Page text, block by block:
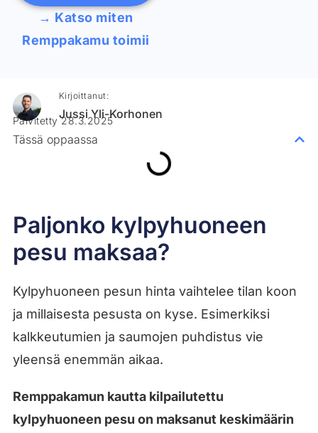
→ Katso miten
Remppakamu toimii
Paljonko kylpyhuoneen
pesu maksaa?
Kylpyhuoneen pesun hinta vaihtelee tilan koon
ja millaisesta pesusta on kyse. Esimerkiksi
kalkkeutumien ja saumojen puhdistus vie
yleensä enemmän aikaa.
Remppakamun kautta kilpailutettu
kylpyhuoneen pesu on maksanut keskimäärin
Kirjoittanut:
Jussi Yli-Korhonen
Päivitetty 28.3.2025
Tässä oppaassa